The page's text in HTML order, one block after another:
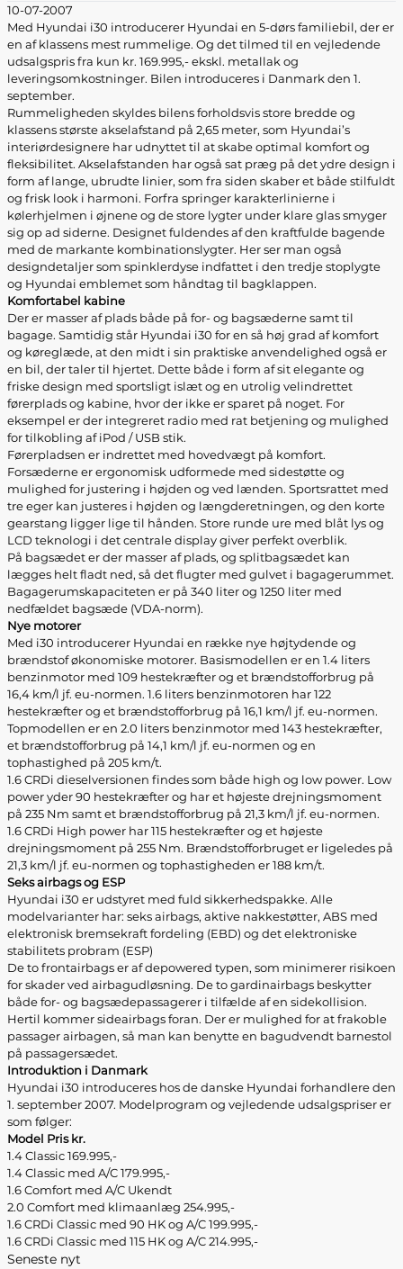
10-07-2007
Med Hyundai i30 introducerer Hyundai en 5-dørs familiebil, der er
en af klassens mest rummelige. Og det tilmed til en vejledende
udsalgspris fra kun kr. 169.995,- ekskl. metallak og
leveringsomkostninger. Bilen introduceres i Danmark den 1.
september.
Rummeligheden skyldes bilens forholdsvis store bredde og
klassens største akselafstand på 2,65 meter, som Hyundai’s
interiørdesignere har udnyttet til at skabe optimal komfort og
fleksibilitet. Akselafstanden har også sat præg på det ydre design i
form af lange, ubrudte linier, som fra siden skaber et både stilfuldt
og frisk look i harmoni. Forfra springer karakterlinierne i
kølerhjelmen i øjnene og de store lygter under klare glas smyger
sig op ad siderne. Designet fuldendes af den kraftfulde bagende
med de markante kombinationslygter. Her ser man også
designdetaljer som spinklerdyse indfattet i den tredje stoplygte
og Hyundai emblemet som håndtag til bagklappen.
Komfortabel kabine
Der er masser af plads både på for- og bagsæderne samt til
bagage. Samtidig står Hyundai i30 for en så høj grad af komfort
og køreglæde, at den midt i sin praktiske anvendelighed også er
en bil, der taler til hjertet. Dette både i form af sit elegante og
friske design med sportsligt islæt og en utrolig velindrettet
førerplads og kabine, hvor der ikke er sparet på noget. For
eksempel er der integreret radio med rat betjening og mulighed
for tilkobling af iPod / USB stik.
Førerpladsen er indrettet med hovedvægt på komfort.
Forsæderne er ergonomisk udformede med sidestøtte og
mulighed for justering i højden og ved lænden. Sportsrattet med
tre eger kan justeres i højden og længderetningen, og den korte
gearstang ligger lige til hånden. Store runde ure med blåt lys og
LCD teknologi i det centrale display giver perfekt overblik.
På bagsædet er der masser af plads, og splitbagsædet kan
lægges helt fladt ned, så det flugter med gulvet i bagagerummet.
Bagagerumskapaciteten er på 340 liter og 1250 liter med
nedfældet bagsæde (VDA-norm).
Nye motorer
Med i30 introducerer Hyundai en række nye højtydende og
brændstof økonomiske motorer. Basismodellen er en 1.4 liters
benzinmotor med 109 hestekræfter og et brændstofforbrug på
16,4 km/l jf. eu-normen. 1.6 liters benzinmotoren har 122
hestekræfter og et brændstofforbrug på 16,1 km/l jf. eu-normen.
Topmodellen er en 2.0 liters benzinmotor med 143 hestekræfter,
et brændstofforbrug på 14,1 km/l jf. eu-normen og en
tophastighed på 205 km/t.
1.6 CRDi dieselversionen findes som både high og low power. Low
power yder 90 hestekræfter og har et højeste drejningsmoment
på 235 Nm samt et brændstofforbrug på 21,3 km/l jf. eu-normen.
1.6 CRDi High power har 115 hestekræfter og et højeste
drejningsmoment på 255 Nm. Brændstofforbruget er ligeledes på
21,3 km/l jf. eu-normen og tophastigheden er 188 km/t.
Seks airbags og ESP
Hyundai i30 er udstyret med fuld sikkerhedspakke. Alle
modelvarianter har: seks airbags, aktive nakkestøtter, ABS med
elektronisk bremsekraft fordeling (EBD) og det elektroniske
stabilitets probram (ESP)
De to frontairbags er af depowered typen, som minimerer risikoen
for skader ved airbagudløsning. De to gardinairbags beskytter
både for- og bagsædepassagerer i tilfælde af en sidekollision.
Hertil kommer sideairbags foran. Der er mulighed for at frakoble
passager airbagen, så man kan benytte en bagudvendt barnestol
på passagersædet.
Introduktion i Danmark
Hyundai i30 introduceres hos de danske Hyundai forhandlere den
1. september 2007. Modelprogram og vejledende udsalgspriser er
som følger:
Model Pris kr.
1.4 Classic 169.995,-
1.4 Classic med A/C 179.995,-
1.6 Comfort med A/C Ukendt
2.0 Comfort med klimaanlæg 254.995,-
1.6 CRDi Classic med 90 HK og A/C 199.995,-
1.6 CRDi Classic med 115 HK og A/C 214.995,-
Seneste nyt